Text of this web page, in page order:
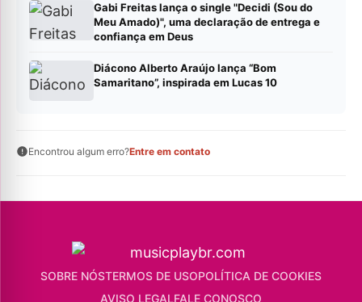
Gabi Freitas lança o single "Decidi (Sou do
Meu Amado)", uma declaração de entrega e
confiança em Deus
Diácono Alberto Araújo lança “Bom
Samaritano”, inspirada em Lucas 10
Encontrou algum erro?Entre em contato
SOBRE NÓSTERMOS DE USOPOLÍTICA DE COOKIES
AVISO LEGALFALE CONOSCO